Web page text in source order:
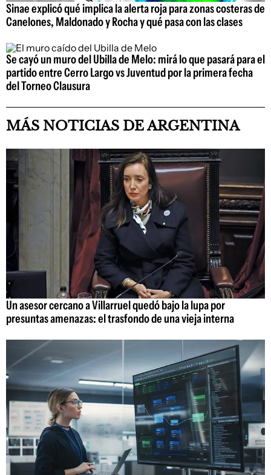
Sinae explicó qué implica la alerta roja para zonas costeras de
Canelones, Maldonado y Rocha y qué pasa con las clases
Se cayó un muro del Ubilla de Melo: mirá lo que pasará para el
partido entre Cerro Largo vs Juventud por la primera fecha
del Torneo Clausura
MÁS NOTICIAS DE ARGENTINA
Un asesor cercano a Villarruel quedó bajo la lupa por
presuntas amenazas: el trasfondo de una vieja interna